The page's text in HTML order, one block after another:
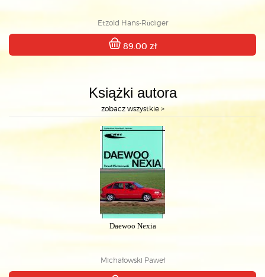
Etzold Hans-Rüdiger
89.00 zł
Książki autora
zobacz wszystkie >
Daewoo Nexia
Michałowski Paweł